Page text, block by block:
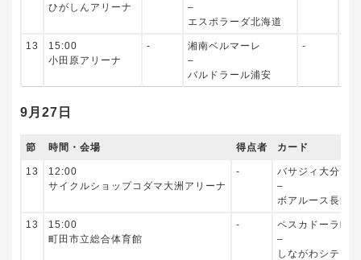
ひがしんアリーナ
–
エスポラーダ北海道
13
15:00
小田原アリーナ
‐
湘南ベルマーレ
–
バルドラール浦安
‐
9月27日
節 時間・会場 得点者 カード
13
12:00
サイクルショップコダマ大洲アリーナ
‐
バサジィ大分
–
ボアルース長野
13
15:00
町田市立総合体育館
‐
ペスカドーラ町田
–
しながわシティ